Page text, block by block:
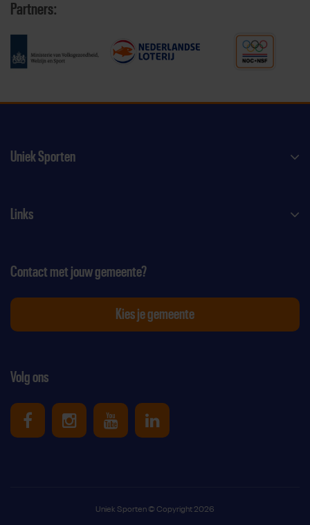
Partners:
Uniek Sporten
Links
Volg ons
Uniek Sporten op Facebook
Uniek Sporten op Instagram
Uniek Sporten op Youtube
Uniek Sporten op
Contact met jouw gemeente?
Kies je gemeente
Uniek Sporten © Copyright 2026